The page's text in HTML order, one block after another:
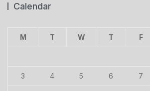
Calendar
M T W T F
3 4 5 6 7